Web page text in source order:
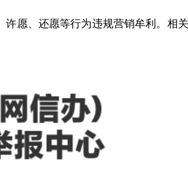
许愿、还愿等行为违规营销牟利。相